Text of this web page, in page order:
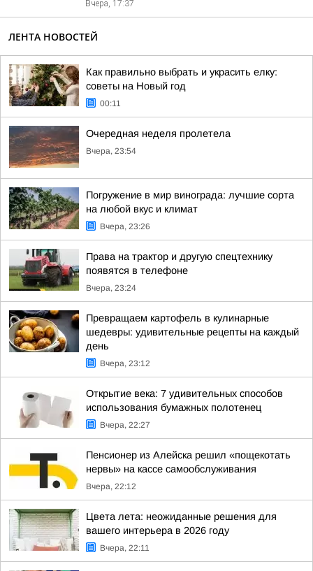
Вчера, 17:37
ЛЕНТА НОВОСТЕЙ
Как правильно выбрать и украсить елку:
советы на Новый год
00:11
Очередная неделя пролетела
Вчера, 23:54
Погружение в мир винограда: лучшие сорта
на любой вкус и климат
Вчера, 23:26
Права на трактор и другую спецтехнику
появятся в телефоне
Вчера, 23:24
Превращаем картофель в кулинарные
шедевры: удивительные рецепты на каждый
день
Вчера, 23:12
Открытие века: 7 удивительных способов
использования бумажных полотенец
Вчера, 22:27
Пенсионер из Алейска решил «пощекотать
нервы» на кассе самообслуживания
Вчера, 22:12
Цвета лета: неожиданные решения для
вашего интерьера в 2026 году
Вчера, 22:11